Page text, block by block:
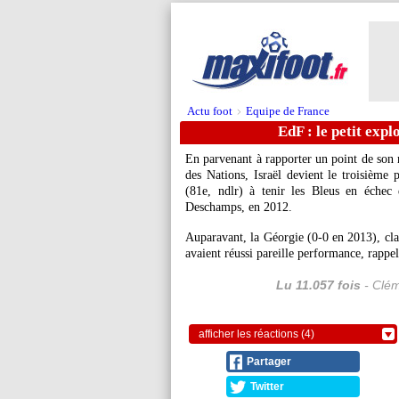
Actu foot > Equipe de France
EdF : le petit
En parvenant à rapporter un point de
des Nations, Israël devient le troisième
(81e, ndlr) à tenir les Bleus en échec
Deschamps, en 2012.
Auparavant, la Géorgie (0-0 en 2013),
avaient réussi pareille performance,
Lu 11.057 fois -
afficher les réactions (4)
Partager
Twitter